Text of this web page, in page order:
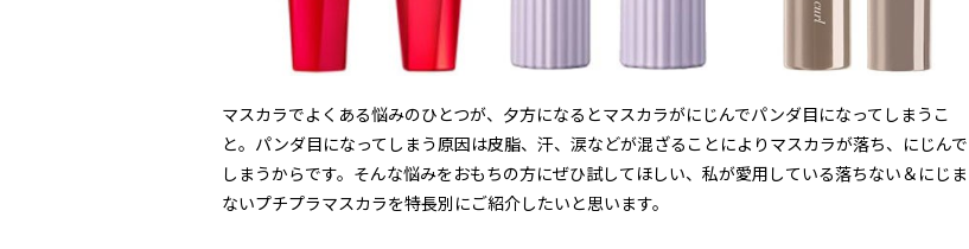
マスカラでよくある悩みのひとつが、夕方になるとマスカラがにじんでパンダ目になってしまうこ
と。パンダ目になってしまう原因は皮脂、汗、涙などが混ざることによりマスカラが落ち、にじんで
しまうからです。そんな悩みをおもちの方にぜひ試してほしい、私が愛用している落ちない＆にじま
ないプチプラマスカラを特長別にご紹介したいと思います。